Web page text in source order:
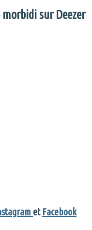
sur Deezer
et Facebook